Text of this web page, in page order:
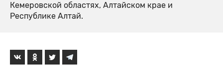
Кемеровской областях, Алтайском крае и
Республике Алтай.